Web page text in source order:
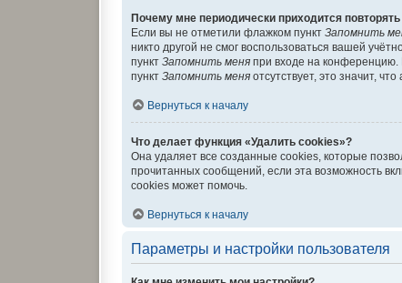
Почему мне периодически приходится
Если вы не отметили флажком пунктЗапомнить
никто другой не смог воспользоваться вашей
пунктЗапомнить меня при входе на конференцию.
пунктЗапомнить меня отсутствует, это значит,
Вернуться к началу
Что делает функция «Удалить cookies»?
Она удаляет все созданные cookies, которые
прочитанных сообщений, если эта возможность
cookies может помочь.
Вернуться к началу
Параметры и настройки пользователя